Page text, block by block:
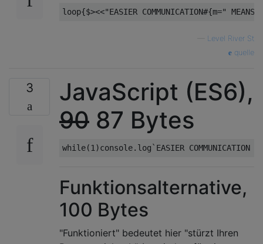
Level River St
quelle
3
JavaScript (ES6),
90 87 Bytes
Funktionsalternative,
100 Bytes
"Funktioniert" bedeutet hier "stürzt Ihren